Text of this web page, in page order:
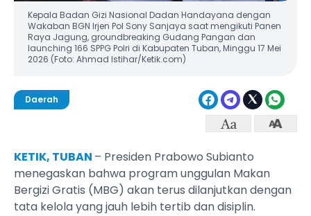
Kepala Badan Gizi Nasional Dadan Handayana dengan
Wakaban BGN Irjen Pol Sony Sanjaya saat mengikuti Panen
Raya Jagung, groundbreaking Gudang Pangan dan
launching 166 SPPG Polri di Kabupaten Tuban, Minggu 17 Mei
2026 (Foto: Ahmad Istihar/Ketik.com)
Daerah
KETIK, TUBAN – Presiden Prabowo Subianto
menegaskan bahwa program unggulan Makan
Bergizi Gratis (MBG) akan terus dilanjutkan dengan
tata kelola yang jauh lebih tertib dan disiplin.